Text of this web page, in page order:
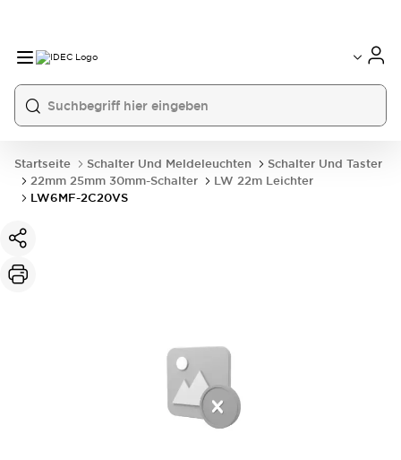
Startseite Schalter Und Meldeleuchten
Schalter Und Taster
22mm 25mm 30mm-Schalter
LW 22m Leichter
LW6MF-2C20VS